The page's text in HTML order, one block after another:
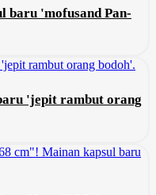
baru 'mofusand Pan-
'jepit rambut orang